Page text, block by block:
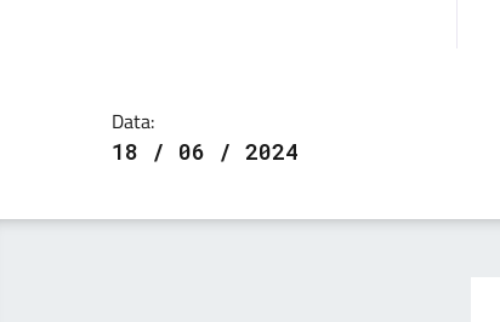
Data:
18 / 06 / 2024